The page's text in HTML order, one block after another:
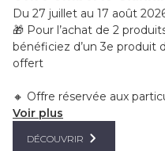
Du 27 juillet au 17 août
🎁 Pour l’achat de 2
bénéficiez d’un 3e produit
offert
🔸 Offre réservée aux
Voir plus
DÉCOUVRIR